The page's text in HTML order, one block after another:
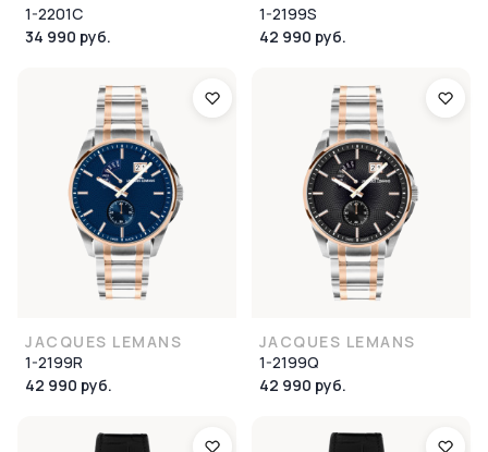
1-2201C
34 990 руб.
1-2199S
42 990 руб.
JACQUES LEMANS
1-2199R
42 990 руб.
JACQUES LEMANS
1-2199Q
42 990 руб.